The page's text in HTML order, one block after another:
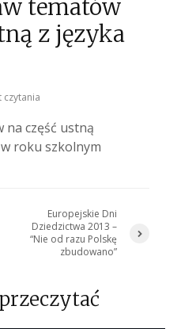
tematów
z języka
czytania
na część ustną
roku szkolnym
Europejskie Dni
Dziedzictwa 2013 –
“Nie od razu Polskę
zbudowano”